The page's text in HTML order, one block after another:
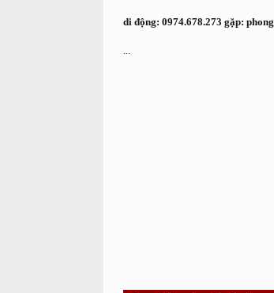
di động: 0974.678.273 gặp: phong
...